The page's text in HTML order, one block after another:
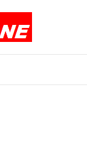
ト
ッ